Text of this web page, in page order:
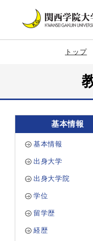
トップ
基本情報
基本情報
出身大学
出身大学院
学位
留学歴
経歴